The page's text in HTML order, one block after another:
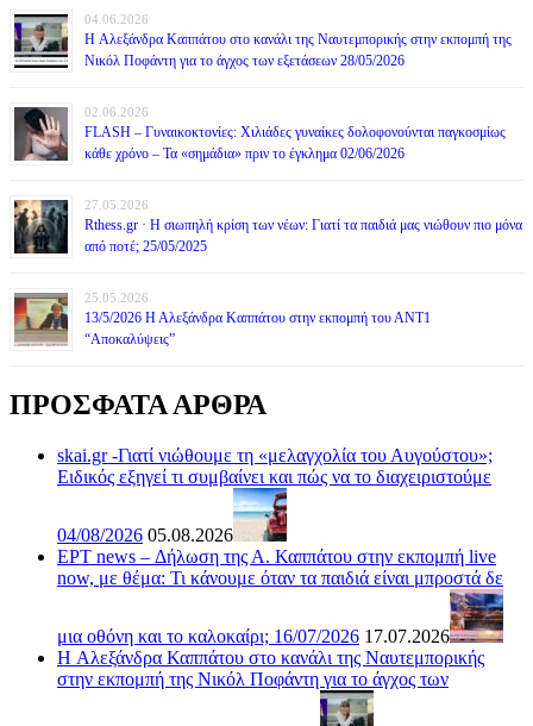
04.06.2026
H Αλεξάνδρα Καππάτου στο κανάλι της Ναυτεμπορικής στην εκπομπή της
Νικόλ Ποφάντη για το άγχος των εξετάσεων 28/05/2026
02.06.2026
FLASH – Γυναικοκτονίες: Χιλιάδες γυναίκες δολοφονούνται παγκοσμίως
κάθε χρόνο – Τα «σημάδια» πριν το έγκλημα 02/06/2026
27.05.2026
Rthess.gr · Η σιωπηλή κρίση των νέων: Γιατί τα παιδιά μας νιώθουν πιο μόνα
από ποτέ; 25/05/2025
25.05.2026
13/5/2026 Η Αλεξάνδρα Καππάτου στην εκπομπή του ΑΝΤ1
“Αποκαλύψεις”
ΠΡΟΣΦΑΤΑ ΑΡΘΡΑ
skai.gr -Γιατί νιώθουμε τη «μελαγχολία του Αυγούστου»;
Ειδικός εξηγεί τι συμβαίνει και πώς να το διαχειριστούμε
04/08/2026 05.08.2026
ΕΡΤ news – Δήλωση της Α. Καππάτου στην εκπομπή live
now, με θέμα: Τι κάνουμε όταν τα παιδιά είναι μπροστά δε
μια οθόνη και το καλοκαίρι; 16/07/2026 17.07.2026
H Αλεξάνδρα Καππάτου στο κανάλι της Ναυτεμπορικής
στην εκπομπή της Νικόλ Ποφάντη για το άγχος των